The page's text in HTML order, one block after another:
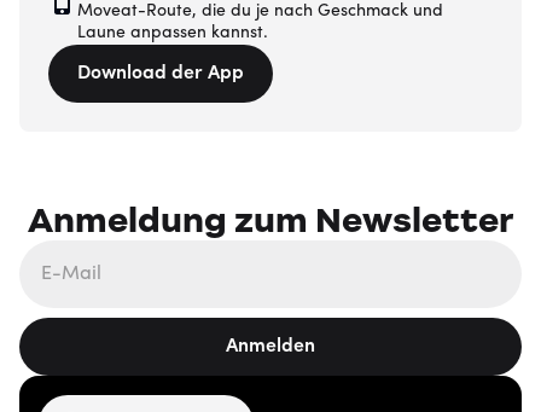
Moveat-Route, die du je nach Geschmack und
Laune anpassen kannst.
Download der App
Anmeldung zum Newsletter
Anmelden